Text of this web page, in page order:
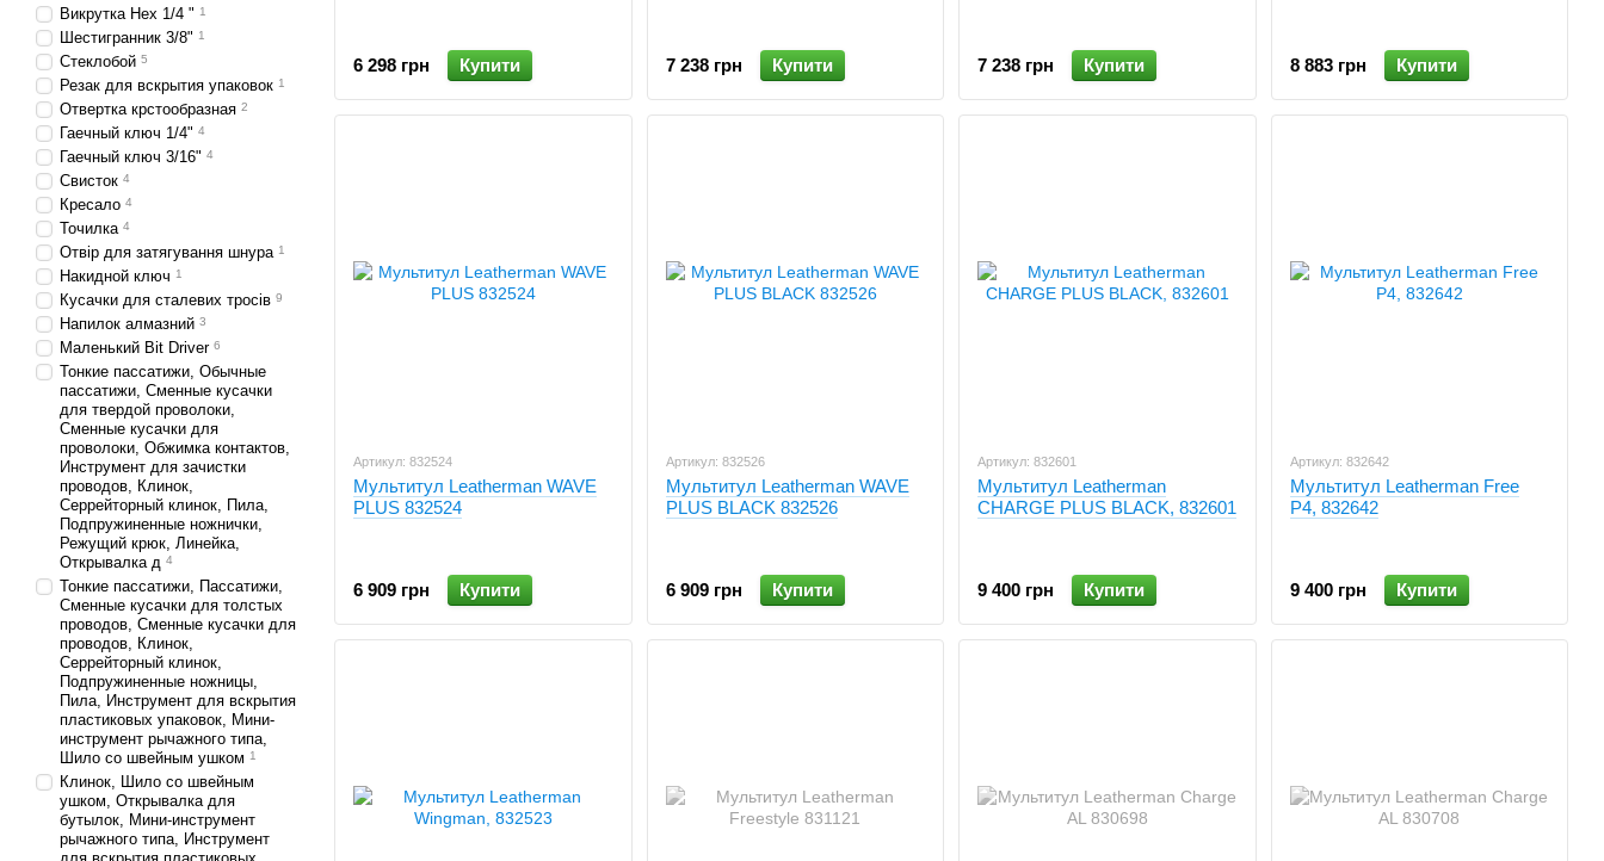
6 298 грн Купити 7 238 грн Купити 7 238 грн Купити 8 883 грн Купити
Артикул: 832524
Мультитул Leatherman WAVE
PLUS 832524
6 909 грн Купити
Артикул: 832526
Мультитул Leatherman WAVE
PLUS BLACK 832526
6 909 грн Купити
Артикул: 832601
Мультитул Leatherman
CHARGE PLUS BLACK, 832601
9 400 грн Купити
Артикул: 832642
Мультитул Leatherman Free
P4, 832642
9 400 грн Купити
Викрутка Нех 1/4 " 1
Шестигранник 3/8" 1
Стеклобой 5
Резак для вскрытия упаковок 1
Отвертка крстообразная 2
Гаечный ключ 1/4" 4
Гаечный ключ 3/16" 4
Свисток 4
Кресало 4
Точилка 4
Отвір для затягування шнура 1
Накидной ключ 1
Кусачки для сталевих тросів 9
Напилок алмазний 3
Маленький Bit Driver 6
Тонкие пассатижи, Обычные
пассатижи, Сменные кусачки
для твердой проволоки,
Сменные кусачки для
проволоки, Обжимка контактов,
Инструмент для зачистки
проводов, Клинок,
Серрейторный клинок, Пила,
Подпружиненные ножнички,
Режущий крюк, Линейка,
Открывалка д 4
Тонкие пассатижи, Пассатижи,
Сменные кусачки для толстых
проводов, Сменные кусачки для
проводов, Клинок,
Серрейторный клинок,
Подпружиненные ножницы,
Пила, Инструмент для вскрытия
пластиковых упаковок, Мини-
инструмент рычажного типа,
Шило со швейным ушком 1
Клинок, Шило со швейным
ушком, Открывалка для
бутылок, Мини-инструмент
рычажного типа, Инструмент